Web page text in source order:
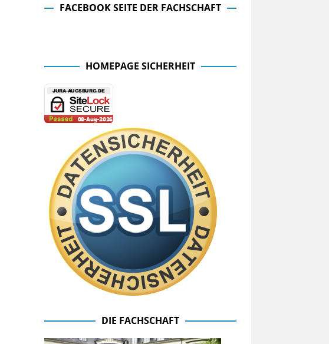
FACEBOOK SEITE DER FACHSCHAFT
HOMEPAGE SICHERHEIT
DIE FACHSCHAFT